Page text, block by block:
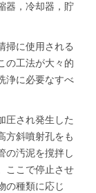
器，冷却器，貯
掃に使用される
の工法が大々的
浄に必要なすべ
圧され発生した
方斜噴射孔をも
の汚泥を撹拌し
ここで停止させ
の種類に応じ